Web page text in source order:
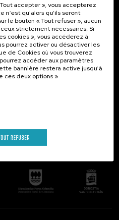
Intéressant...
Activités précédentes
accepter », vous accepterez
n'est qu'alors qu'ils seront
le bouton « Tout refuser », aucun
strictement nécessaires. Si
cookies », vous accéderez à
pourrez activer ou désactiver les
de Cookies où vous trouverez
accéder aux paramètres
bannière restera active jusqu'à
ces deux options »
REFUSER